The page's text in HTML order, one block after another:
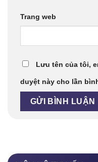
Trang web
Lưu tên của tôi,
duyệt này cho lần